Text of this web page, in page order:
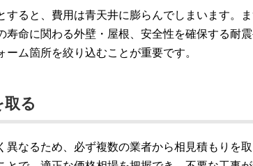
すると、費用は青天井に膨らんでしまいます。
寿命に関わる外壁・屋根、安全性を確保する耐
ム箇所を絞り込むことが重要です。
る
異なるため、必ず複数の業者から相見積もりを取